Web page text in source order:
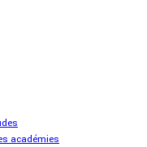
académies